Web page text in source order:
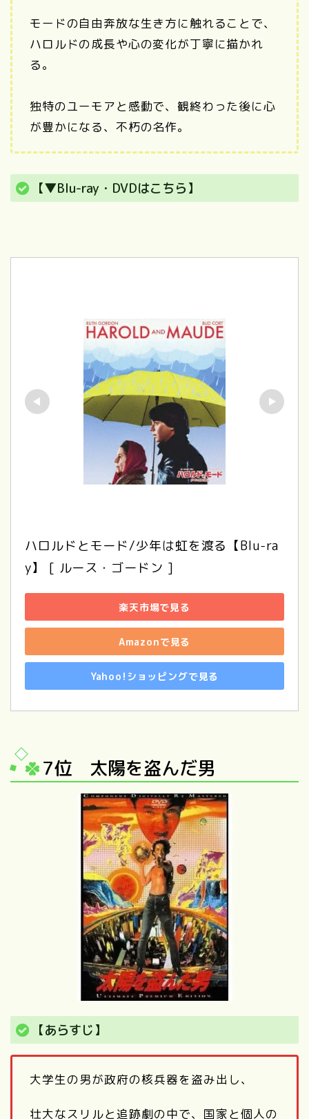
モードの自由奔放な生き方に触れることで、
ハロルドの成長や心の変化が丁寧に描かれ
る。
独特のユーモアと感動で、観終わった後に心
が豊かになる、不朽の名作。
【▼Blu-ray・DVDはこちら】
ハロルドとモード/少年は虹を渡る【Blu-ra
y】 [ ルース・ゴードン ]
楽天市場で見る
Amazonで見る
Yahoo!ショッピングで見る
7位 太陽を盗んだ男
【あらすじ】
大学生の男が政府の核兵器を盗み出し、
壮大なスリルと追跡劇の中で、国家と個人の